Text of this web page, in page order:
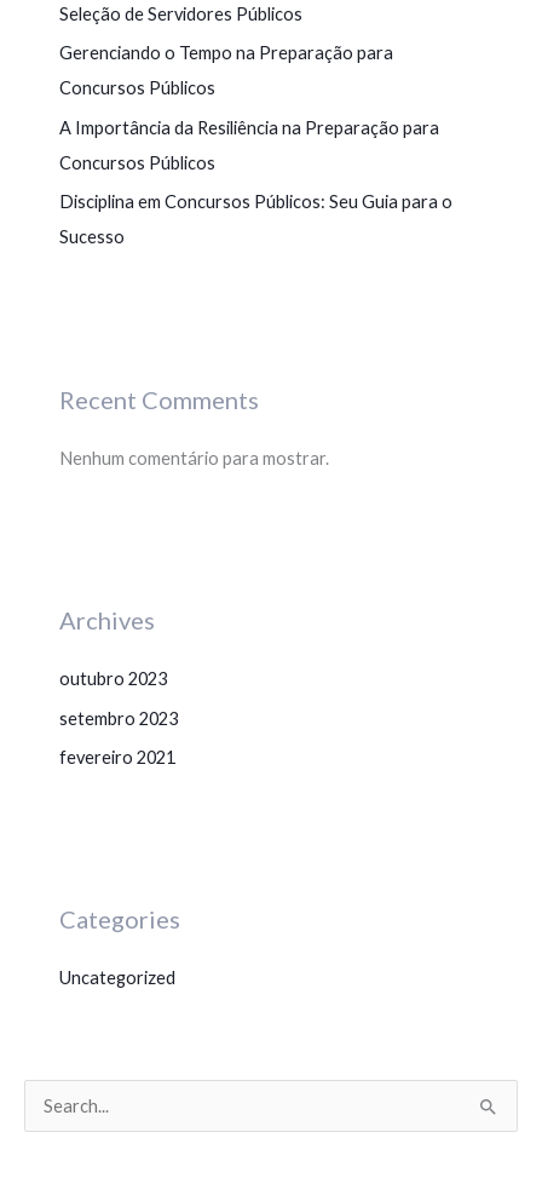
Seleção de Servidores Públicos
Gerenciando o Tempo na Preparação para
Concursos Públicos
A Importância da Resiliência na Preparação para
Concursos Públicos
Disciplina em Concursos Públicos: Seu Guia para o
Sucesso
Recent Comments
Nenhum comentário para mostrar.
Archives
outubro 2023
setembro 2023
fevereiro 2021
Categories
Uncategorized